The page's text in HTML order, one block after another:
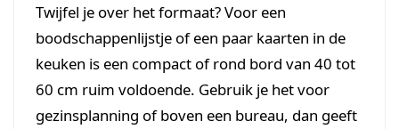
Twijfel je over het formaat? Voor een
boodschappenlijstje of een paar kaarten in de
keuken is een compact of rond bord van 40 tot
60 cm ruim voldoende. Gebruik je het voor
gezinsplanning of boven een bureau, dan geeft